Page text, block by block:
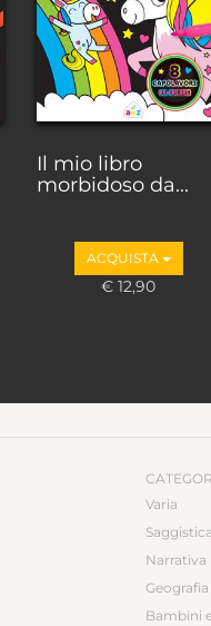
Il mio libro
morbidoso da...
ACQUISTA
€ 12,90
Varia
Saggistica
Narrativa
Geografia
Bambini